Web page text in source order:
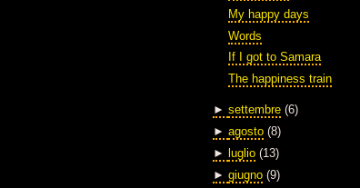
My happy days
Words
If I got to Samara
The happiness train
► settembre (6)
► agosto (8)
►
luglio (13)
► giugno (9)